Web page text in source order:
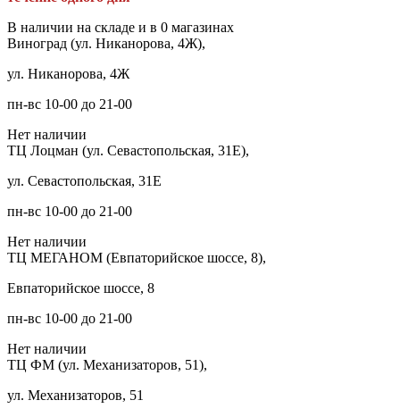
В наличии на складе и в 0 магазинах
Виноград (ул. Никанорова, 4Ж),
ул. Никанорова, 4Ж
пн-вс 10-00 до 21-00
Нет наличии
ТЦ Лоцман (ул. Севастопольская, 31Е),
ул. Севастопольская, 31Е
пн-вс 10-00 до 21-00
Нет наличии
ТЦ МЕГАНОМ (Евпаторийское шоссе, 8),
Евпаторийское шоссе, 8
пн-вс 10-00 до 21-00
Нет наличии
ТЦ ФМ (ул. Механизаторов, 51),
ул. Механизаторов, 51